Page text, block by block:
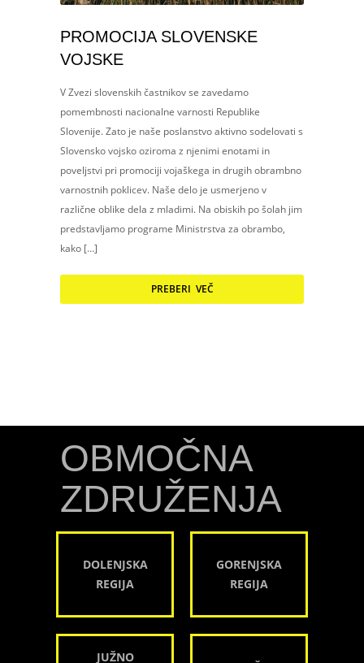
PROMOCIJA SLOVENSKE
VOJSKE
V Zvezi slovenskih častnikov se zavedamo
pomembnosti nacionalne varnosti Republike
Slovenije. Zato je naše poslanstvo aktivno sodelovati s
Slovensko vojsko oziroma z njenimi enotami in
poveljstvi pri promociji vojaškega in drugih obrambno
varnostnih poklicev. Naše delo je usmerjeno v
različne oblike dela z mladimi. Na obiskih po šolah jim
predstavljamo programe Ministrstva za obrambo,
kako […]
PREBERI VEČ
OBMOČNA
ZDRUŽENJA
DOLENJSKA
REGIJA
GORENJSKA
REGIJA
JUŽNO